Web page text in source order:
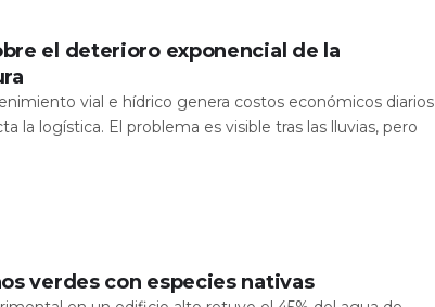
el deterioro exponencial de la
vial e hídrico genera costos económicos diarios
la logística. El problema es visible tras las lluvias, pero
verdes con especies nativas